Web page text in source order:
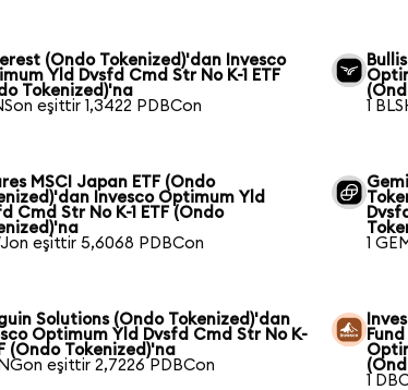
(Ondo Tokenized)'dan Invesco
Yld Dvsfd Cmd Str No K-1 ETF
Tokenized)'na
eşittir 1,3422 PDBCon
1
MSCI Japan ETF (Ondo
Invesco Optimum Yld
Cmd Str No K-1 ETF (Ondo
eşittir 5,6068 PDBCon
1
Solutions (Ondo Tokenized)'dan
Optimum Yld Dvsfd Cmd Str No K-
(Ondo Tokenized)'na
eşittir 2,7226 PDBCon
1